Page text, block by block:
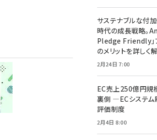
サステナブルな付
時代の成長戦略。
Pledge Friendly」
のメリットを詳しく
2月24日 7:00
EC売上250億円規
裏側 ―ECシステム
評価制度
2月4日 8:00